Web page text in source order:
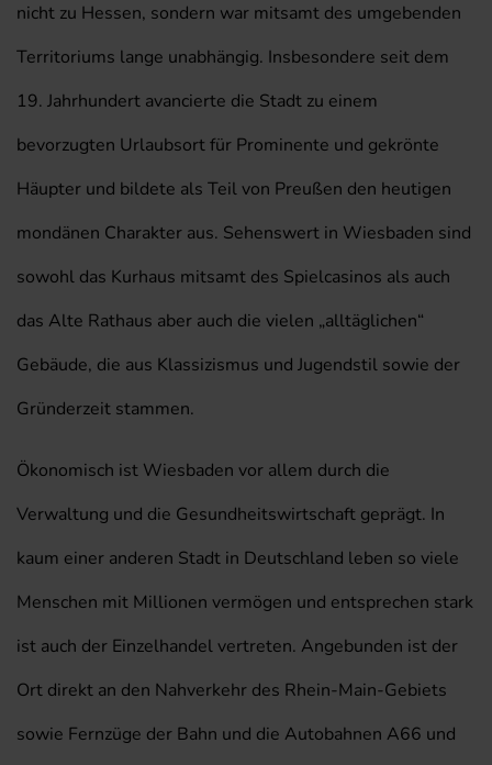
nicht zu Hessen, sondern war mitsamt des umgebenden
Territoriums lange unabhängig. Insbesondere seit dem
19. Jahrhundert avancierte die Stadt zu einem
bevorzugten Urlaubsort für Prominente und gekrönte
Häupter und bildete als Teil von Preußen den heutigen
mondänen Charakter aus. Sehenswert in Wiesbaden sind
sowohl das Kurhaus mitsamt des Spielcasinos als auch
das Alte Rathaus aber auch die vielen „alltäglichen“
Gebäude, die aus Klassizismus und Jugendstil sowie der
Gründerzeit stammen.
Ökonomisch ist Wiesbaden vor allem durch die
Verwaltung und die Gesundheitswirtschaft geprägt. In
kaum einer anderen Stadt in Deutschland leben so viele
Menschen mit Millionen vermögen und entsprechen stark
ist auch der Einzelhandel vertreten. Angebunden ist der
Ort direkt an den Nahverkehr des Rhein-Main-Gebiets
sowie Fernzüge der Bahn und die Autobahnen A66 und